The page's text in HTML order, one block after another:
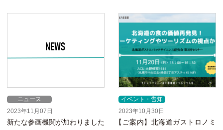
ニュース
2023年11月07日
新たな参画機関が加わりました
イベント・告知
2023年10月30日
【 ご案内】北海道ガストロノミ